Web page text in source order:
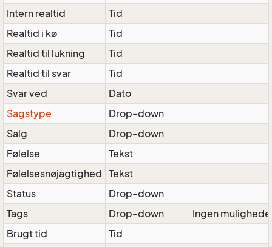
Intern realtid
Tid
Realtid i kø
Tid
Realtid til lukning
Tid
Realtid til svar
Tid
Svar ved
Dato
Sagstype
Drop-down
Salg
Drop-down
Følelse
Tekst
Følelsesnøjagtighed Tekst
Status
Drop-down
Tags
Drop-down
Ingen
Brugt tid
Tid